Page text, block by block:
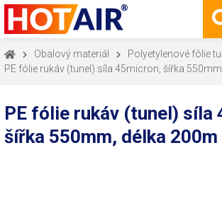
Obalový materiál
Polyetylenové fólie
PE fólie rukáv (tunel) síla 45micron, šířka
PE fólie rukáv (tunel) síla
šířka 550mm, délka 200m